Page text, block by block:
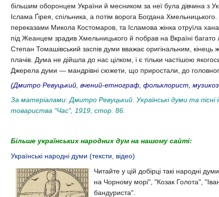
більшим оборонцем України й месником за неї була дівчина з
Іслама Ґірея, спільника, а потім ворога Богдана
переказами Микола Костомаров, та Ісламова жінка отруїла
під Жеанцем зрадив Хмельницького й побрав на Вкраїні
Степан Томашівський заспів думи вважає оригінальним, кінець
плачів. Дума не дійшла до нас цілком, і є тільки частішою
Джерела думи — мандрівні сюжети, що приростали, до
(Дмитро Ревуцький, вчений-етнограф, фольклорист,
За матеріалами: Дмитро Ревуцький. Українські думи та пісні
товариства "Час", 1919, стор. 86.
Більше українських народних дум на нашому сайті:
Українські народні думи (тексти, відео)
Читайте у цій добірці такі народні
на Чорному морі", "Козак Голота",
бандуриста".